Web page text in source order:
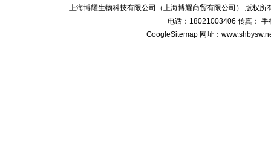
上海博耀生物科技有限公司（上海博耀商贸有限公司） 版权所
电话：18021003406 传真： 手
GoogleSitemap 网址：